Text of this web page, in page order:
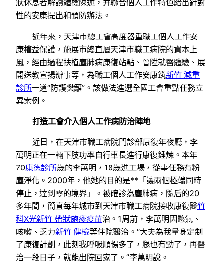
狀休息者解讀體檢陳述，并聯合個人工作特色給出針對
性的安康提出和預防辦法。
近年來，天津市總工會高度器重職工個人工作安
康權益保護，施展市總直屬天津市職工病院的資本上
風，經由過程扶植塵肺病康復站點、晉陞就醫體驗、展
開送教宣揚辦事等，為職工個人工作安康筑新竹 減重
診所一道“防護樊籬”。該做法進選全國工會重點任務立
異案例。
打造工會介入個人工作病防治陣地
近日，在天津市職工病院門診部康復年夜廳，李
萬明正在一輛下肢功率自行車長進行康復錘煉。本年
70康德診所歲的李萬明，18歲進工場，從事任務有粉
塵淨化。2000年，他她的目的是**「讓兩個極端同時
停止，達到零的境界」。被確診為塵肺病，隨后的20
多年間，簡直每年城市到天津市職工病院接收康復醫竹
科X光新竹 帶狀皰疹疫苗治。1周前，李萬明因憋氣、
咳嗽、乏力新竹 健檢等住院醫治。“大夫為我量身定制
了康復計劃，此刻我呼吸順暢多了，腿也有勁了，再醫
治一段日子，就能出院回家了。”李萬明說。